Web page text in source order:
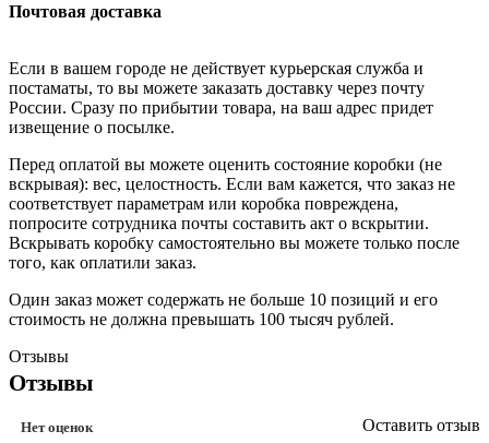
Почтовая доставка
Если в вашем городе не действует курьерская служба и
постаматы, то вы можете заказать доставку через почту
России. Сразу по прибытии товара, на ваш адрес придет
извещение о посылке.
Перед оплатой вы можете оценить состояние коробки (не
вскрывая): вес, целостность. Если вам кажется, что заказ не
соответствует параметрам или коробка повреждена,
попросите сотрудника почты составить акт о вскрытии.
Вскрывать коробку самостоятельно вы можете только после
того, как оплатили заказ.
Один заказ может содержать не больше 10 позиций и его
стоимость не должна превышать 100 тысяч рублей.
Отзывы
Отзывы
Нет оценок Оставить отзыв